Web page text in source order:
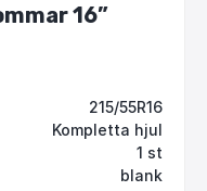
16”
215/55R16
Kompletta hjul
1 st
blank